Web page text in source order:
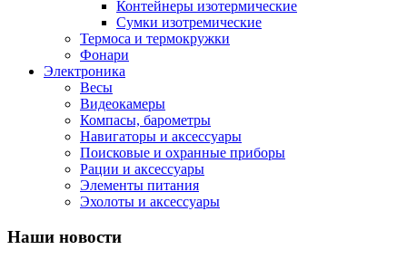
Контейнеры изотермические
Сумки изотремические
Термоса и термокружки
Фонари
Электроника
Весы
Видеокамеры
Компасы, барометры
Навигаторы и аксессуары
Поисковые и охранные приборы
Рации и аксессуары
Элементы питания
Эхолоты и аксессуары
Наши новости